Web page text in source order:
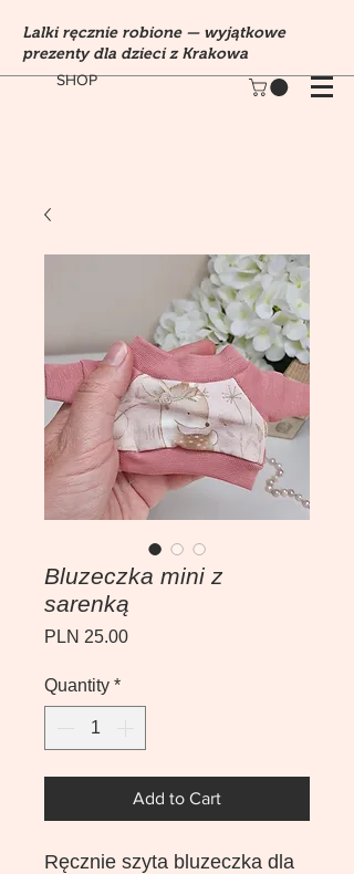
SHOP
Lalki ręcznie robione — wyjątkowe
prezenty dla dzieci z Krakowa
Bluzeczka mini z
sarenką
PLN 25.00Price
Quantity *
Add to Cart
Ręcznie szyta bluzeczka dla